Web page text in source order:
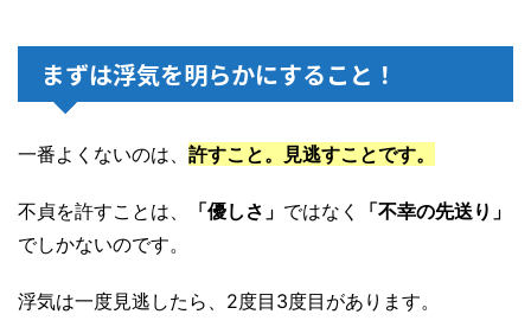
まずは浮気を明らかにすること！
一番よくないのは、 許すこと。見逃すことです。
不貞を許すことは、 「優しさ」 ではなく
「不幸の先送り」
でしかないのです。
浮気は一度見逃したら、2度目3度目があります。